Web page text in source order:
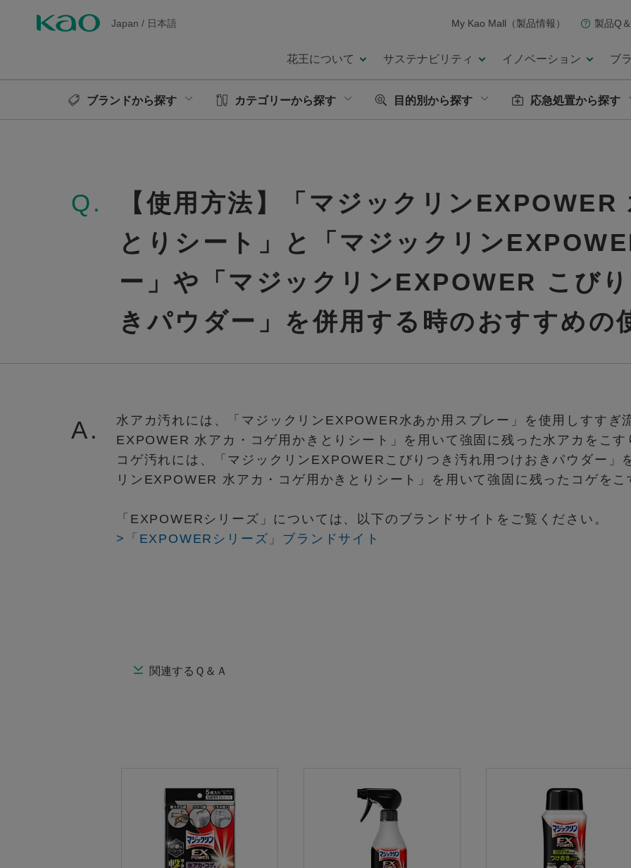
Japan / 日本語 My Kao Mall（製品情報） 製品Q
花王について サステナビリティ イノベーション ブ
ブランドから探す カテゴリーから探す 目的別から探す 応急処置から探す
Q.
【使用方法】「マジックリンEXPOWER
とりシート」と「マジックリン
ー」や「マジックリンEXPOWER こび
きパウダー」を併用する時のおすすめの
A.
水アカ汚れには、「マジックリンEXPOWER水あか用スプレー」を使用しすすぎ
EXPOWER 水アカ・コゲ用かきとりシート」を用いて強固に残った水アカをこす
コゲ汚れには、「マジックリンEXPOWERこびりつき汚れ用つけおきパウダー」
リンEXPOWER 水アカ・コゲ用かきとりシート」を用いて強固に残ったコゲをこ
「EXPOWERシリーズ」については、以下のブランドサイトをご覧ください。
>「EXPOWERシリーズ」ブランドサイト
関連するＱ＆Ａ